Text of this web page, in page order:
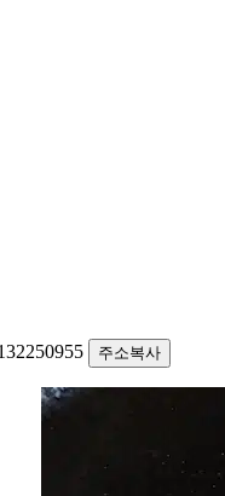
주소복사